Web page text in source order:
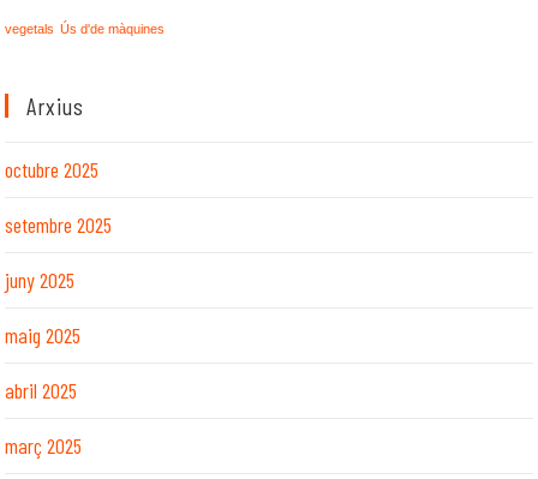
vegetals Ús d'de màquines
Arxius
octubre 2025
setembre 2025
juny 2025
maig 2025
abril 2025
març 2025